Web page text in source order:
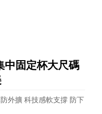
中固定杯大尺碼
外擴 科技感軟支撐 防下